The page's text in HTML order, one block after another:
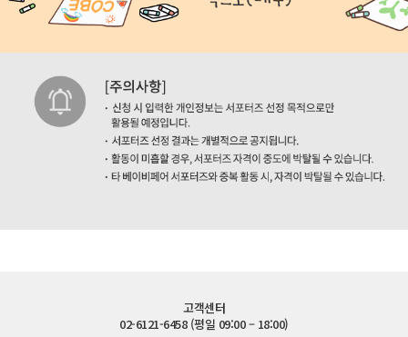
고객센터
02-6121-6458 (평일 09:00 – 18:00)